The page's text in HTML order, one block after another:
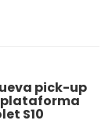
pick-up
S10